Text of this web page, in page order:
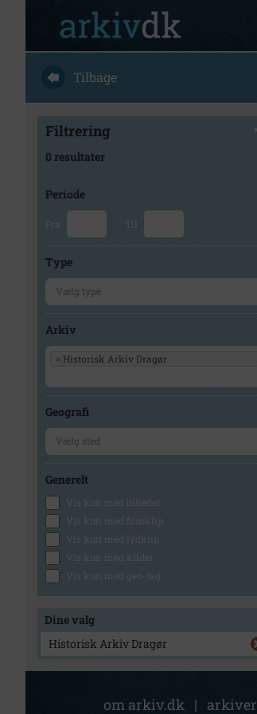
Tilbage
Filtrering
0 resultater
Periode
Fra Til
Type
Arkiv
× Historisk Arkiv Dragør
Geografi
Generelt
Vis kun med billeder
Vis kun med filmklip
Vis kun med lydklip
Vis kun med kilder
Vis kun med geo-tag
Dine valg
Historisk Arkiv Dragør
om arkiv.dk | arkiver